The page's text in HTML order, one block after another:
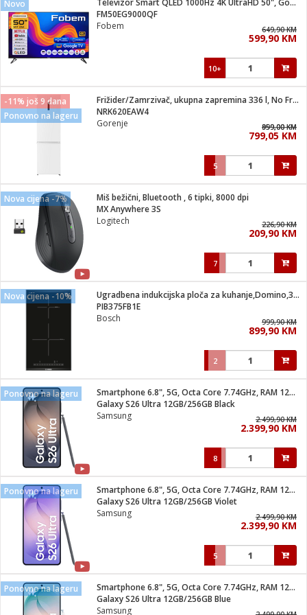
pribor
Vitrine
Sušilica
/ Zdravlje
za kosu
brijanje
pribor
tuš
i kutije
osigurači
gorivo
Novo
Televizor Smart QLED 1000Hz 4K UltraHD 50", Google TV
FM50EG9000QF
Fobem
649,90 KM
599,90 KM
10+
-11% još 9 dana
Ponovno na lageru
Frižider/Zamrzivač, ukupna zapremina 336 l, No Frost Plus, E
NRK620EAW4
Gorenje
959,00 KM
899,00 KM
799,05 KM
5
Nova cijena -7%
Miš bežični, Bluetooth , 6 tipki, 8000 dpi
MX Anywhere 3S
Logitech
226,90 KM
209,90 KM
7
Nova cijena -10%
Ugradbena indukcijska ploča za kuhanje,Domino,3700W,Serie 6
PIB375FB1E
Bosch
999,90 KM
899,90 KM
2
Ponovno na lageru
Smartphone 6.8", 5G, Octa Core 7.74GHz, RAM 12GB, 200Mpixel
Galaxy S26 Ultra 12GB/256GB Black
Samsung
2.499,90 KM
2.399,90 KM
8
Ponovno na lageru
Smartphone 6.8", 5G, Octa Core 7.74GHz, RAM 12GB, 200Mpixel
Galaxy S26 Ultra 12GB/256GB Violet
Samsung
2.499,90 KM
2.399,90 KM
5
Ponovno na lageru
Smartphone 6.8", 5G, Octa Core 7.74GHz, RAM 12GB, 200Mpixel
Galaxy S26 Ultra 12GB/256GB Blue
Samsung